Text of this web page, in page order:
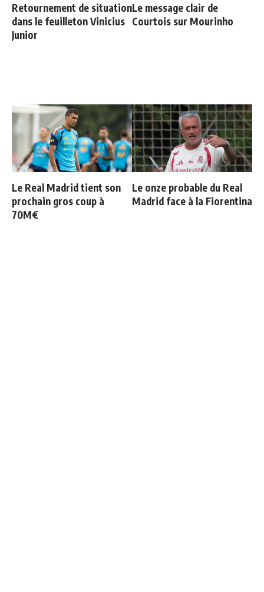
Retournement de situation
dans le feuilleton Vinicius
Junior
Le message clair de
Courtois sur Mourinho
Le Real Madrid tient son
prochain gros coup à
70M€
Le onze probable du Real
Madrid face à la Fiorentina